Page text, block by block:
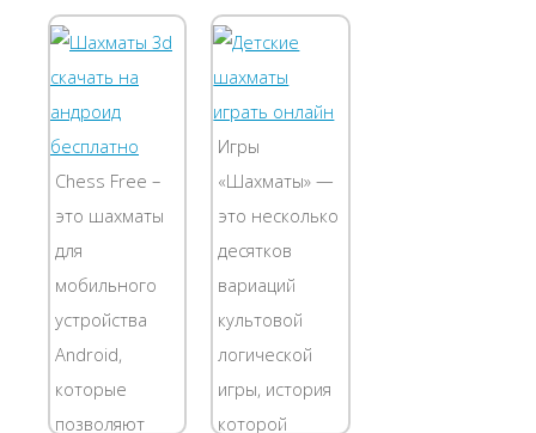
игру в
шахматы.
Chess 3D
предоставляет
возможность
играть как с
компьютером
так и с живым
человеком
через...
насчитывает
уже свыше
полутора
тысяч лет.
Играть в них
можно
совершенно
бесплатно, да
притом в
двух...
Chess Free –
это шахматы
для
мобильного
устройства
Android,
которые
позволяют
Игры
«Шахматы» —
это несколько
десятков
вариаций
культовой
логической
игры, история
которой